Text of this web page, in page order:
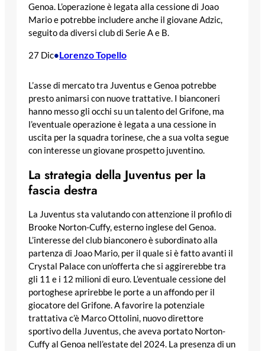
Genoa. L’operazione è legata alla cessione di Joao
Mario e potrebbe includere anche il giovane Adzic,
seguito da diversi club di Serie A e B.
27 Dic•Lorenzo Topello
L’asse di mercato tra Juventus e Genoa potrebbe
presto animarsi con nuove trattative. I bianconeri
hanno messo gli occhi su un talento del Grifone, ma
l’eventuale operazione è legata a una cessione in
uscita per la squadra torinese, che a sua volta segue
con interesse un giovane prospetto juventino.
La strategia della Juventus per la
fascia destra
La Juventus sta valutando con attenzione il profilo di
Brooke Norton-Cuffy, esterno inglese del Genoa.
L’interesse del club bianconero è subordinato alla
partenza di Joao Mario, per il quale si è fatto avanti il
Crystal Palace con un’offerta che si aggirerebbe tra
gli 11 e i 12 milioni di euro. L’eventuale cessione del
portoghese aprirebbe le porte a un affondo per il
giocatore del Grifone. A favorire la potenziale
trattativa c’è Marco Ottolini, nuovo direttore
sportivo della Juventus, che aveva portato Norton-
Cuffy al Genoa nell’estate del 2024. La presenza di un